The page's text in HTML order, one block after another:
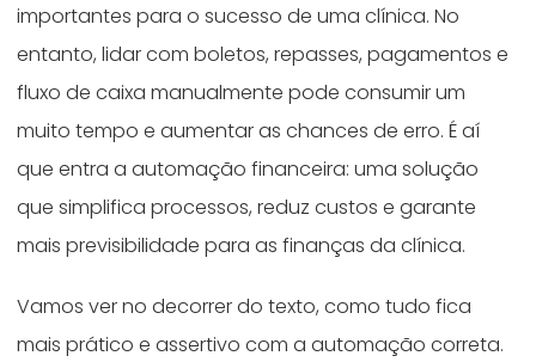
importantes para o sucesso de uma clínica. No
entanto, lidar com boletos, repasses, pagamentos e
fluxo de caixa manualmente pode consumir um
muito tempo e aumentar as chances de erro. É aí
que entra a automação financeira: uma solução
que simplifica processos, reduz custos e garante
mais previsibilidade para as finanças da clínica.
Vamos ver no decorrer do texto, como tudo fica
mais prático e assertivo com a automação correta.